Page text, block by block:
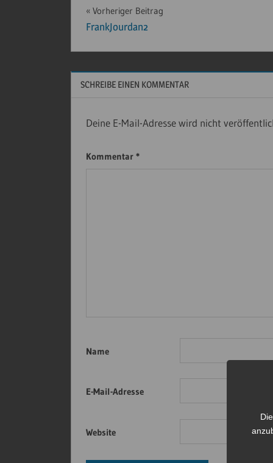
Beitragsnavigation
Vorheriger Beitrag
FrankJourdan2
SCHREIBE EINEN KOMMENTAR
Deine E-Mail-Adresse wird nicht
Kommentar *
Name
E-Mail-Adresse
Website